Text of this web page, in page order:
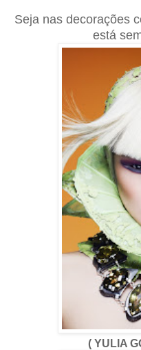
Seja nas decorações
está
( YULIA